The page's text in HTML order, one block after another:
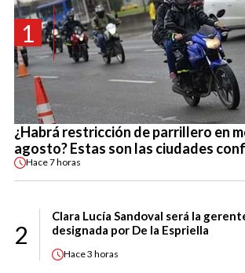
1
¿Habrá restricción de parrillero en
agosto? Estas son las ciudades
Hace7 horas
2
Clara Lucía Sandoval será la
designada por De la Espriella
Hace3 horas